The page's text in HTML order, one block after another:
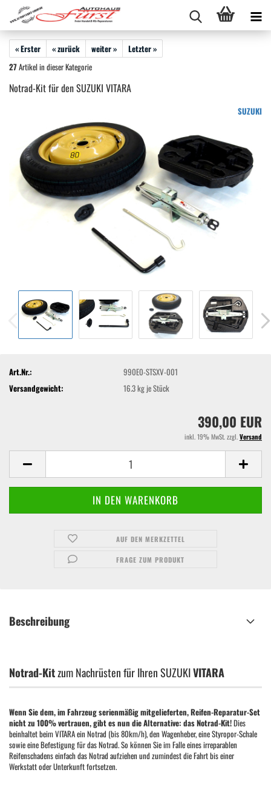
« Erster « zurück weiter »
Letzter »
27Artikel in dieser Kategorie
Notrad-Kit für den SUZUKI VITARA
SUZUKI
Art.Nr.:
990E0-STSXV-001
Versandgewicht:
16.3kg je Stück
390,00 EUR
inkl. 19% MwSt. zzgl.Versand
AUF DEN MERKZETTEL
FRAGE ZUM PRODUKT
Beschreibung
Notrad-Kitzum Nachrüsten für Ihren SUZUKIVITARA
Wenn Sie dem, im Fahrzeug serienmäßig mitgelieferten, Reifen-Reparatur-Set
nicht zu 100% vertrauen, gibt es nun die Alternative: das Notrad-Kit!Dies
beinhaltet beim VITARA ein Notrad (bis 80km/h), den Wagenheber, eine Styropor-Schale
sowie eine Befestigung für das Notrad. So können Sie im Falle eines irreparablen
Reifenschadens einfach das Notrad aufziehen und zumindest die Fahrt bis einer
Werkstatt oder Unterkunft fortsetzen.